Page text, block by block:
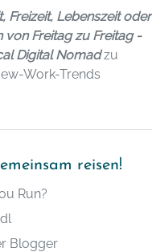
Freizeit, Lebenszeit oder
von Freitag zu Freitag -
Digital Nomadzu
Work-Trends
reisen!
Run?
Blogger